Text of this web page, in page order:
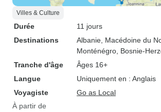
Villes & Culture
Durée
11 jours
Destinations
Albanie , Macédoine du
Monténégro , Bosnie-
Tranche d'âge
Âges 16+
Langue
Uniquement en : Anglais
Voyagiste
Go as Local
À partir de